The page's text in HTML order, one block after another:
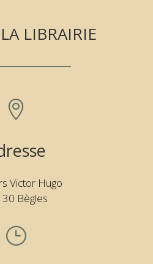
LIBRAIRIE

Victor Hugo
Bègles
}